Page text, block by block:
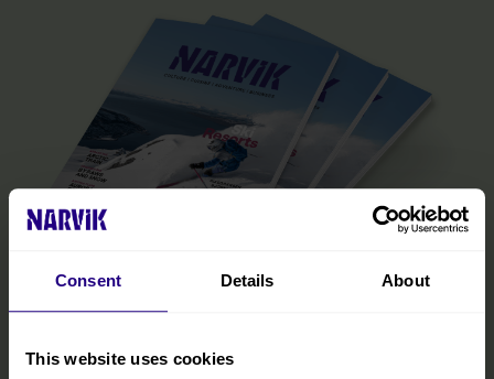
Consent Details About
This website uses cookies
Den offisielle Narvik-guiden